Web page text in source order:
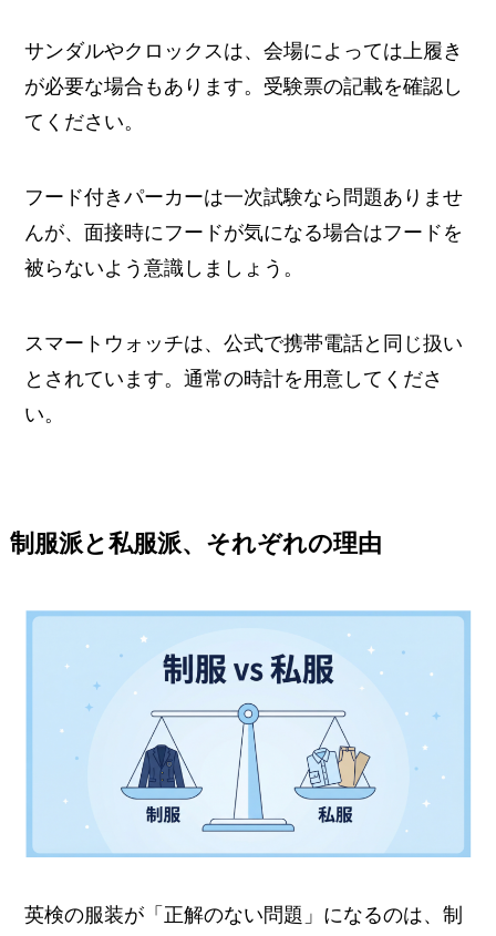
サンダルやクロックスは、会場によっては上履き
が必要な場合もあります。受験票の記載を確認し
てください。
フード付きパーカーは一次試験なら問題ありませ
んが、面接時にフードが気になる場合はフードを
被らないよう意識しましょう。
スマートウォッチは、公式で携帯電話と同じ扱い
とされています。通常の時計を用意してくださ
い。
制服派と私服派、それぞれの理由
英検の服装が「正解のない問題」になるのは、制